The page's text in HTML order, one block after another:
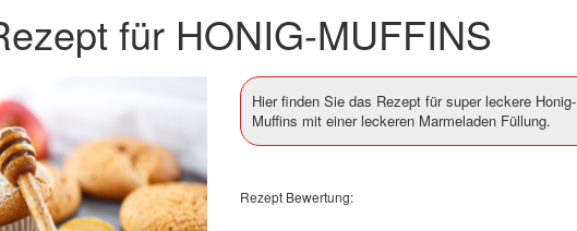
für HONIG-MUFFINS
Hier finden Sie das Rezept für super leckere Honig-
Muffins mit einer leckeren Marmeladen Füllung.
Rezept Bewertung: